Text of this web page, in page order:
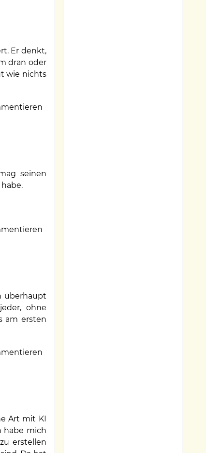
Er denkt,
dran oder
wie nichts
seinen
überhaupt
ohne
am ersten
Art mit KI
habe mich
erstellen